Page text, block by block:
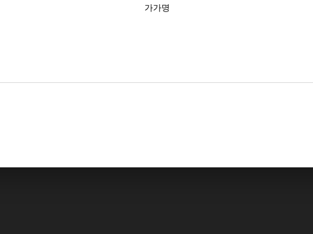
가가명